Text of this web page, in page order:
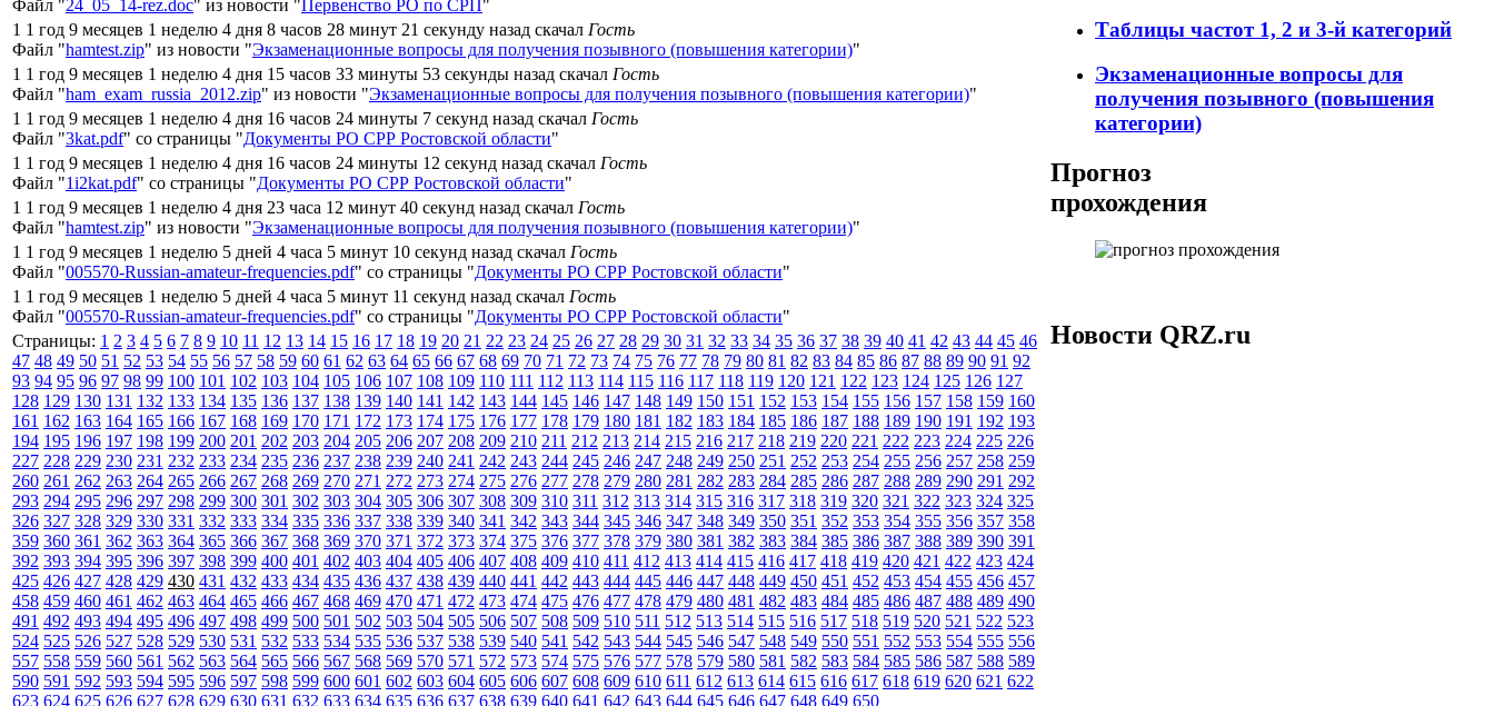
Файл "24_05_14-rez.doc" из новости "Первенство РО по СРП"
1 1 год 9 месяцев 1 неделю 4 дня 8 часов 28 минут 21 секунду назад скачал Гость
Файл "hamtest.zip" из новости "Экзаменационные вопросы для получения позывного (повышения категории)"
1 1 год 9 месяцев 1 неделю 4 дня 15 часов 33 минуты 53 секунды назад скачал Гость
Файл "ham_exam_russia_2012.zip" из новости "Экзаменационные вопросы для получения позывного (повышения категории)"
1 1 год 9 месяцев 1 неделю 4 дня 16 часов 24 минуты 7 секунд назад скачал Гость
Файл "3kat.pdf" со страницы "Документы РО СРР Ростовской области"
1 1 год 9 месяцев 1 неделю 4 дня 16 часов 24 минуты 12 секунд назад скачал Гость
Файл "1i2kat.pdf" со страницы "Документы РО СРР Ростовской области"
1 1 год 9 месяцев 1 неделю 4 дня 23 часа 12 минут 40 секунд назад скачал Гость
Файл "hamtest.zip" из новости "Экзаменационные вопросы для получения позывного (повышения категории)"
1 1 год 9 месяцев 1 неделю 5 дней 4 часа 5 минут 10 секунд назад скачал Гость
Файл "005570-Russian-amateur-frequencies.pdf" со страницы "Документы РО СРР Ростовской области"
1 1 год 9 месяцев 1 неделю 5 дней 4 часа 5 минут 11 секунд назад скачал Гость
Файл "005570-Russian-amateur-frequencies.pdf" со страницы "Документы РО СРР Ростовской области"
Страницы: 1 2 3 4 5 6 7 8 9 10 11 12 13 14 15 16 17 18 19 20 21 22 23 24 25 26 27 28 29 30 31 32 33 34 35 36 37 38 39 40 41 42 43 44 45 46
47 48 49 50 51 52 53 54 55 56 57 58 59 60 61 62 63 64 65 66 67 68 69 70 71 72 73 74 75 76 77 78 79 80 81 82 83 84 85 86 87 88 89 90 91 92
93 94 95 96 97 98 99 100 101 102 103 104 105 106 107 108 109 110 111 112 113 114 115 116 117 118 119 120 121 122 123 124 125 126 127
128 129 130 131 132 133 134 135 136 137 138 139 140 141 142 143 144 145 146 147 148 149 150 151 152 153 154 155 156 157 158 159 160
161 162 163 164 165 166 167 168 169 170 171 172 173 174 175 176 177 178 179 180 181 182 183 184 185 186 187 188 189 190 191 192 193
194 195 196 197 198 199 200 201 202 203 204 205 206 207 208 209 210 211 212 213 214 215 216 217 218 219 220 221 222 223 224 225 226
227 228 229 230 231 232 233 234 235 236 237 238 239 240 241 242 243 244 245 246 247 248 249 250 251 252 253 254 255 256 257 258 259
260 261 262 263 264 265 266 267 268 269 270 271 272 273 274 275 276 277 278 279 280 281 282 283 284 285 286 287 288 289 290 291 292
293 294 295 296 297 298 299 300 301 302 303 304 305 306 307 308 309 310 311 312 313 314 315 316 317 318 319 320 321 322 323 324 325
326 327 328 329 330 331 332 333 334 335 336 337 338 339 340 341 342 343 344 345 346 347 348 349 350 351 352 353 354 355 356 357 358
359 360 361 362 363 364 365 366 367 368 369 370 371 372 373 374 375 376 377 378 379 380 381 382 383 384 385 386 387 388 389 390 391
392 393 394 395 396 397 398 399 400 401 402 403 404 405 406 407 408 409 410 411 412 413 414 415 416 417 418 419 420 421 422 423 424
425 426 427 428 429 430 431 432 433 434 435 436 437 438 439 440 441 442 443 444 445 446 447 448 449 450 451 452 453 454 455 456 457
458 459 460 461 462 463 464 465 466 467 468 469 470 471 472 473 474 475 476 477 478 479 480 481 482 483 484 485 486 487 488 489 490
491 492 493 494 495 496 497 498 499 500 501 502 503 504 505 506 507 508 509 510 511 512 513 514 515 516 517 518 519 520 521 522 523
524 525 526 527 528 529 530 531 532 533 534 535 536 537 538 539 540 541 542 543 544 545 546 547 548 549 550 551 552 553 554 555 556
557 558 559 560 561 562 563 564 565 566 567 568 569 570 571 572 573 574 575 576 577 578 579 580 581 582 583 584 585 586 587 588 589
590 591 592 593 594 595 596 597 598 599 600 601 602 603 604 605 606 607 608 609 610 611 612 613 614 615 616 617 618 619 620 621 622
623 624 625 626 627 628 629 630 631 632 633 634 635 636 637 638 639 640 641 642 643 644 645 646 647 648 649 650
Таблицы частот 1, 2 и 3-й категорий
Экзаменационные вопросы для
получения позывного (повышения
категории)
Прогноз
прохождения
Новости QRZ.ru